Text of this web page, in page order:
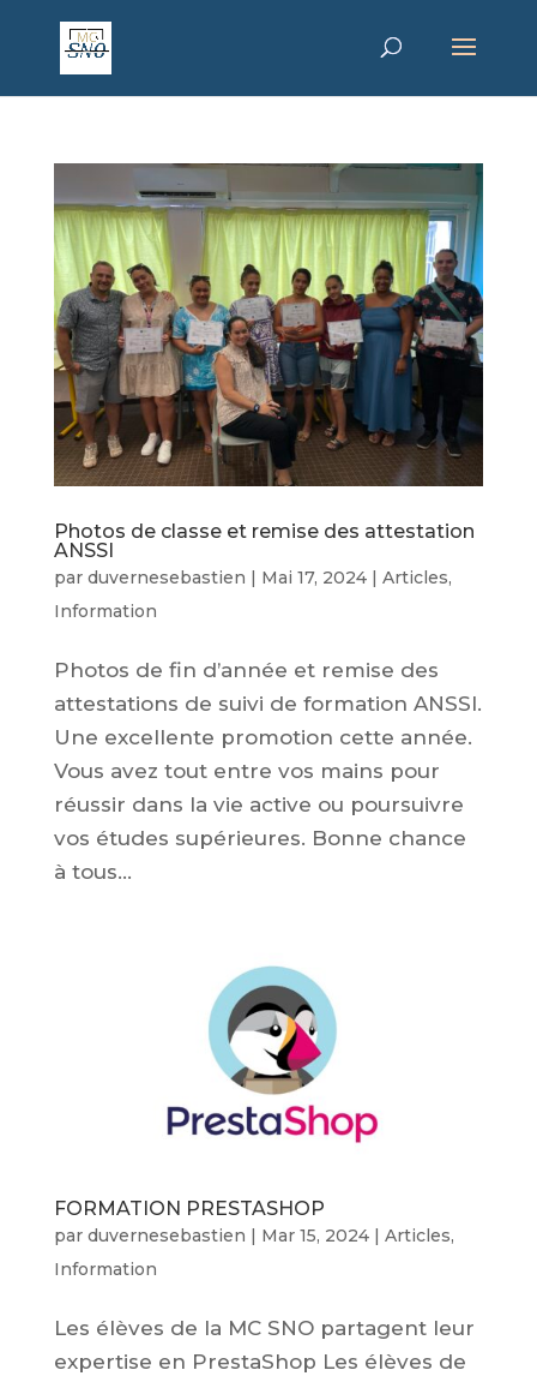
Photos de classe et remise des attestation
ANSSI
par duvernesebastien | Mai 17, 2024| Articles,
Information
Photos de fin d’année et remise des
attestations de suivi de formation ANSSI.
Une excellente promotion cette année.
Vous avez tout entre vos mains pour
réussir dans la vie active ou poursuivre
vos études supérieures. Bonne chance
à tous...
FORMATION PRESTASHOP
par duvernesebastien | Mar 15, 2024| Articles,
Information
Les élèves de la MC SNO partagent leur
expertise en PrestaShop Les élèves de